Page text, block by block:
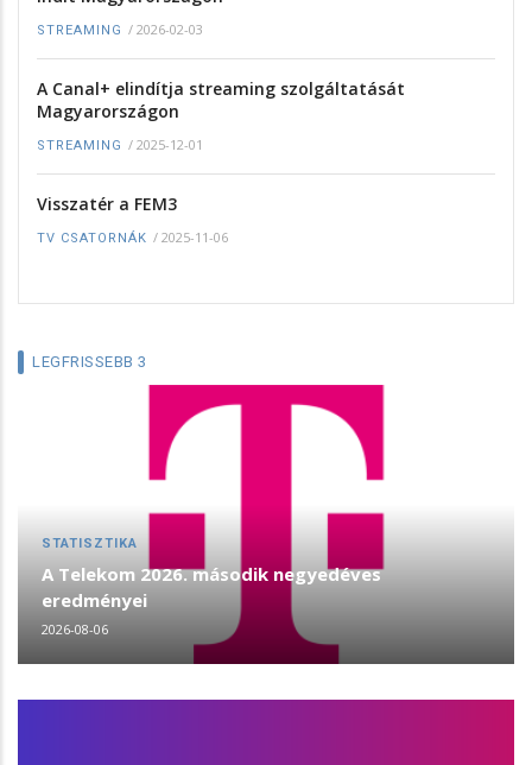
STREAMING / 2026-02-03
A Canal+ elindítja streaming szolgáltatását
Magyarországon
STREAMING / 2025-12-01
Visszatér a FEM3
TV CSATORNÁK / 2025-11-06
LEGFRISSEBB 3
STATISZTIKA
A Telekom 2026. második negyedéves
eredményei
2026-08-06